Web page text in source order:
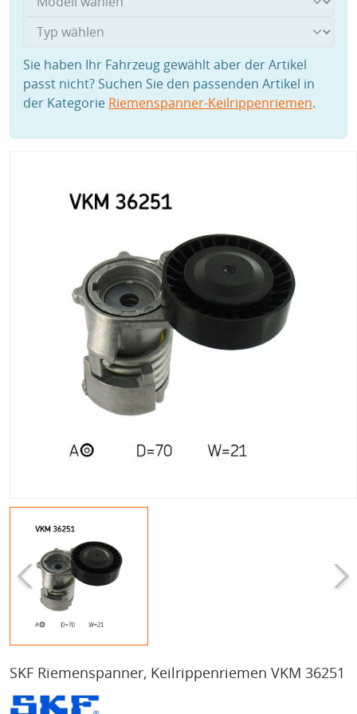
Sie haben Ihr Fahrzeug gewählt aber der Artikel
passt nicht? Suchen Sie den passenden Artikel in
der Kategorie Riemenspanner-Keilrippenriemen.
SKF Riemenspanner, Keilrippenriemen VKM 36251